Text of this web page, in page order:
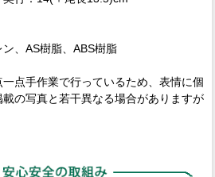
、AS樹脂、ABS樹脂
点手作業で行っているため、表情に個
の写真と若干異なる場合がありますが